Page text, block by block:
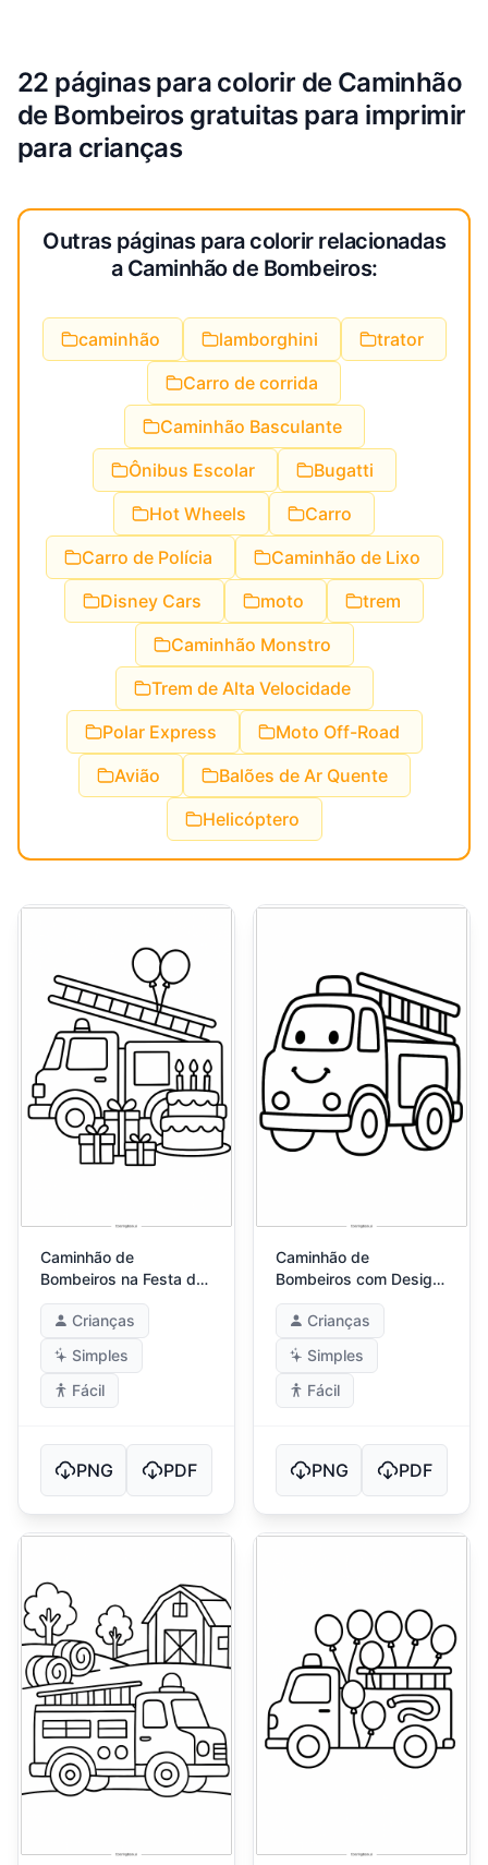
22 páginas para colorir de Caminhão
de Bombeiros gratuitas para imprimir
para crianças
Outras páginas para colorir relacionadas
a Caminhão de Bombeiros:
caminhão lamborghini
trator
Carro de corrida
Caminhão Basculante
Ônibus Escolar
Bugatti
Hot Wheels
Carro
Carro de Polícia
Caminhão de Lixo
Disney Cars
moto
trem
Caminhão Monstro
Trem de Alta Velocidade
Polar Express
Moto Off-Road
Avião
Balões de Ar Quente
Helicóptero
Caminhão de
Bombeiros na Festa de
Aniversário
Crianças
Simples
Fácil
PNG PDF
Caminhão de
Bombeiros com Design
de Brinquedo
Crianças
Simples
Fácil
PNG PDF